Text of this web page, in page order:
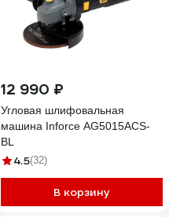
12 990 ₽
Угловая шлифовальная
машина Inforce AG5015ACS-
BL
4.5(32)
В корзину